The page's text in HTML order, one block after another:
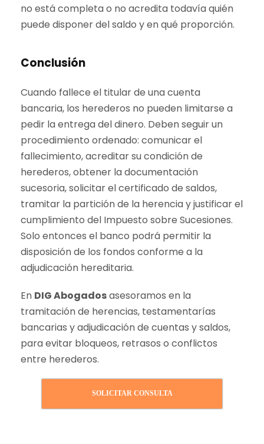
no está completa o no acredita todavía quién
puede disponer del saldo y en qué proporción.
Conclusión
Cuando fallece el titular de una cuenta
bancaria, los herederos no pueden limitarse a
pedir la entrega del dinero. Deben seguir un
procedimiento ordenado: comunicar el
fallecimiento, acreditar su condición de
herederos, obtener la documentación
sucesoria, solicitar el certificado de saldos,
tramitar la partición de la herencia y justificar el
cumplimiento del Impuesto sobre Sucesiones.
Solo entonces el banco podrá permitir la
disposición de los fondos conforme a la
adjudicación hereditaria.
En DIG Abogadosasesoramos en la
tramitación de herencias, testamentarías
bancarias y adjudicación de cuentas y saldos,
para evitar bloqueos, retrasos o conflictos
entre herederos.
SOLICITAR CONSULTA